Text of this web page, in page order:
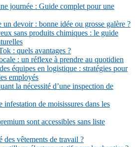
journée : Guide complet pour une
devoir : bonne idée ou grosse galère ?
sans produits chimiques : le guide
: quels avantages ?
: un réflexe à prendre au quotidien
équipes en logistique : stratégies pour
employés
la nécessité d’une inspection de
infestation de moisissures dans les
sont accessibles sans liste
des vêtements de travail ?